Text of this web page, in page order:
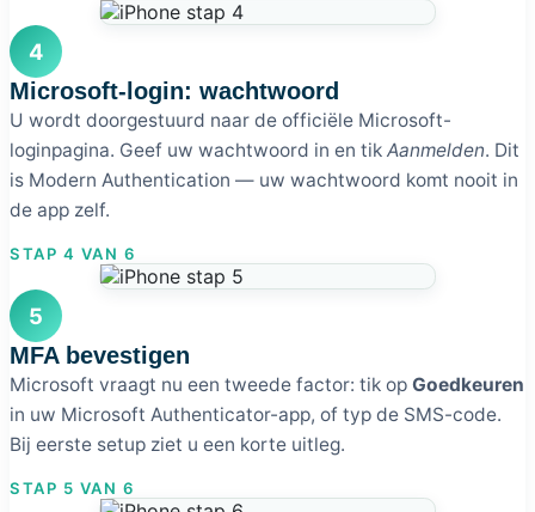
4
Microsoft-login: wachtwoord
U wordt doorgestuurd naar de officiële Microsoft-
loginpagina. Geef uw wachtwoord in en tik Aanmelden. Dit
is Modern Authentication — uw wachtwoord komt nooit in
de app zelf.
STAP 4 VAN 6
5
MFA bevestigen
Microsoft vraagt nu een tweede factor: tik op Goedkeuren
in uw Microsoft Authenticator-app, of typ de SMS-code.
Bij eerste setup ziet u een korte uitleg.
STAP 5 VAN 6